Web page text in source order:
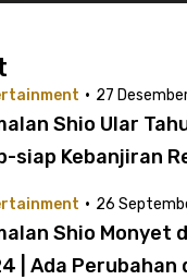
· 27
Shio Ular
siap Kebanjiran
· 26
Shio Monyet
| Ada Perubahan